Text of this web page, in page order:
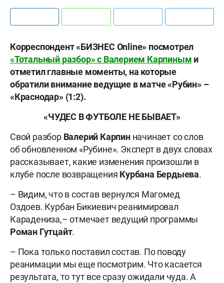
Корреспондент «БИЗНЕС Online» посмотрел
«Тотальный разбор» с Валерием Карпиным и
отметил главные моменты, на которые
обратили внимание ведущие в матче «Рубин» –
«Краснодар» (1:2).
«ЧУДЕС В ФУТБОЛЕ НЕ БЫВАЕТ»
Свой разбор Валерий Карпинначинает со слов
об обновленном «Рубине». Эксперт в двух словах
рассказывает, какие изменения произошли в
клубе после возвращения Курбана Бердыева.
– Видим, что в состав вернулся Магомед
Оздоев. Курбан Бикиевич реанимировал
Карадениза,– отмечает ведущий программы
Роман Гутцайт.
– Пока только поставил состав. По поводу
реанимации мы еще посмотрим. Что касается
результата, то тут все сразу ожидали чуда. А